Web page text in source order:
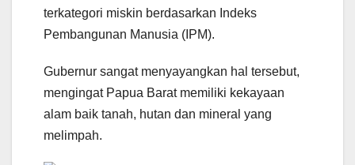
terkategori miskin berdasarkan Indeks
Pembangunan Manusia (IPM).
Gubernur sangat menyayangkan hal tersebut,
mengingat Papua Barat memiliki kekayaan
alam baik tanah, hutan dan mineral yang
melimpah.